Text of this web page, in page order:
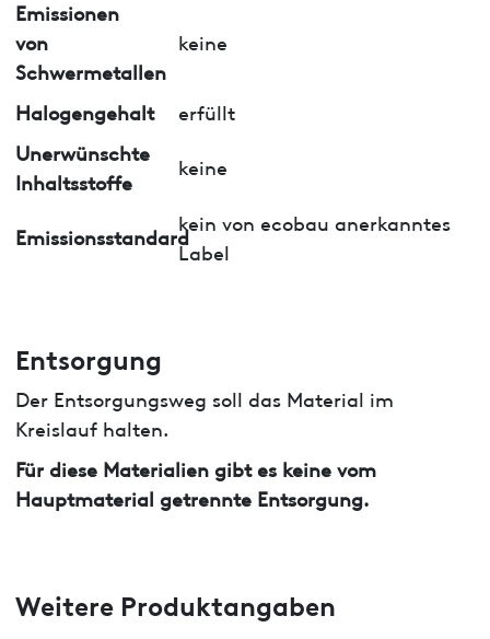
Emissionen
von
Schwermetallen
keine
Halogengehalt
erfüllt
Unerwünschte
Inhaltsstoffe
keine
Emissionsstandard
kein von ecobau anerkanntes
Label
Entsorgung
Der Entsorgungsweg soll das Material im
Kreislauf halten.
Für diese Materialien gibt es keine vom
Hauptmaterial getrennte Entsorgung.
Weitere Produktangaben